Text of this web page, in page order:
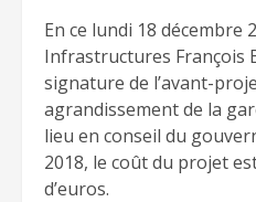
En ce lundi 18 décembre
Infrastructures François
signature de l’avant-
agrandissement de la
lieu en conseil du
2018, le coût du projet
d’euros.